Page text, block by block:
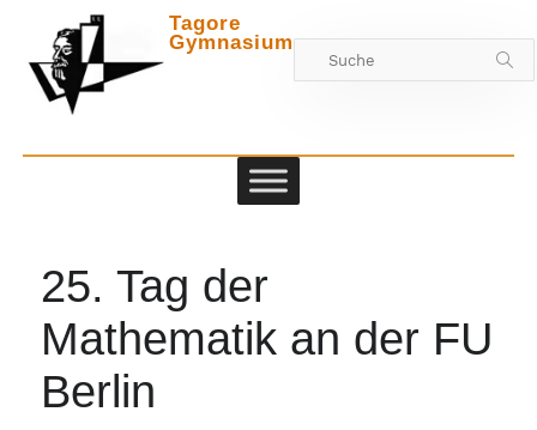
Zwischen
Tagore
Gymnasium
25. Tag der
Mathematik an der FU
Berlin